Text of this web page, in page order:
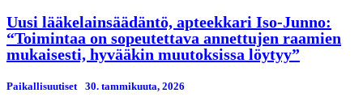
Uusi lääkelainsäädäntö, apteekkari Iso-Junno:
“Toimintaa on sopeutettava annettujen raamien
mukaisesti, hyvääkin muutoksissa löytyy”
Paikallisuutiset 30. tammikuuta, 2026